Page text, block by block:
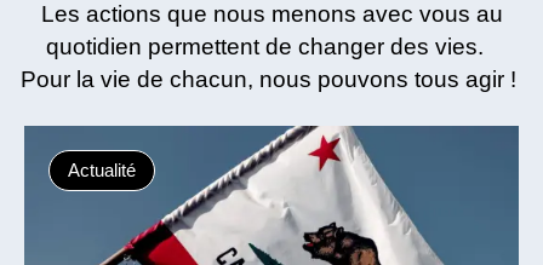
Les actions que nous menons avec vous au
quotidien permettent de changer des vies.
Pour la vie de chacun, nous pouvons tous agir !
Actualité